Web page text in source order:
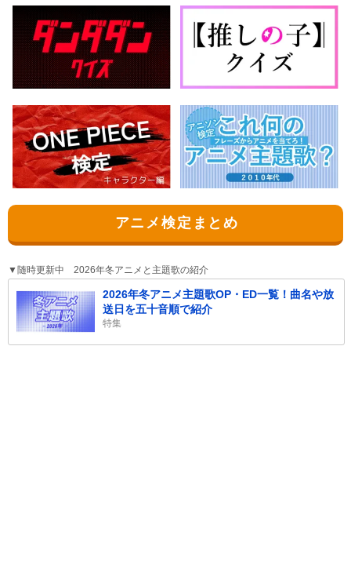
アニメ検定まとめ
▼随時更新中 2026年冬アニメと主題歌の紹介
2026年冬アニメ主題歌OP・ED一覧！曲名や放
送日を五十音順で紹介
特集